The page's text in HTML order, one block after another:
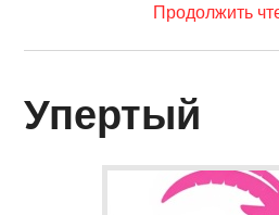
Продолжить
Упертый